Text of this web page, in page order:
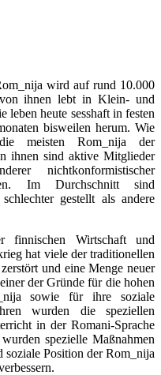
wird auf rund 10.000
ihnen lebt in Klein- und
leben heute sesshaft in festen
bisweilen herum. Wie
meisten Rom_nija der
ihnen sind aktive Mitglieder
nichtkonformistischer
Im Durchschnitt sind
gestellt als andere
finnischen Wirtschaft und
hat viele der traditionellen
und eine Menge neuer
der Gründe für die hohen
sowie für ihre soziale
wurden die speziellen
in der Romani-Sprache
spezielle Maßnahmen
Position der Rom_nija